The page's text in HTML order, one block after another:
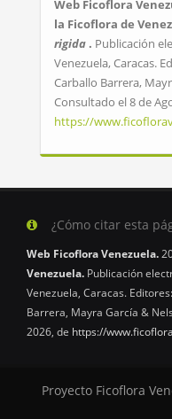
Web Ficoflora
la Ficoflora de
rigida . Publicación
Venezuela, Caracas.
Carballo Barrera,
Consultado el 8 de
https://
¿Cómo citar esta
Web Ficoflora Venezuela.
Venezuela. Publicación
Venezuela, Caracas.
Barrera, Mayra García &
2026, de https://
Proyecto Ficoflora